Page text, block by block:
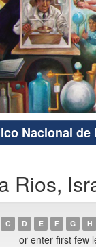
Nacional de
Rios,
C D E F G H
or enter first few